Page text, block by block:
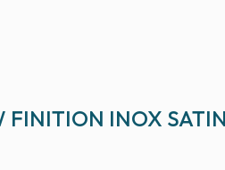
FINITION INOX SATIN